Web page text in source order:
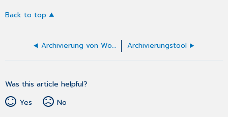
Back to top
Archivierung von Word-Briefen Archivierungstool
Was this article helpful?
Yes
No